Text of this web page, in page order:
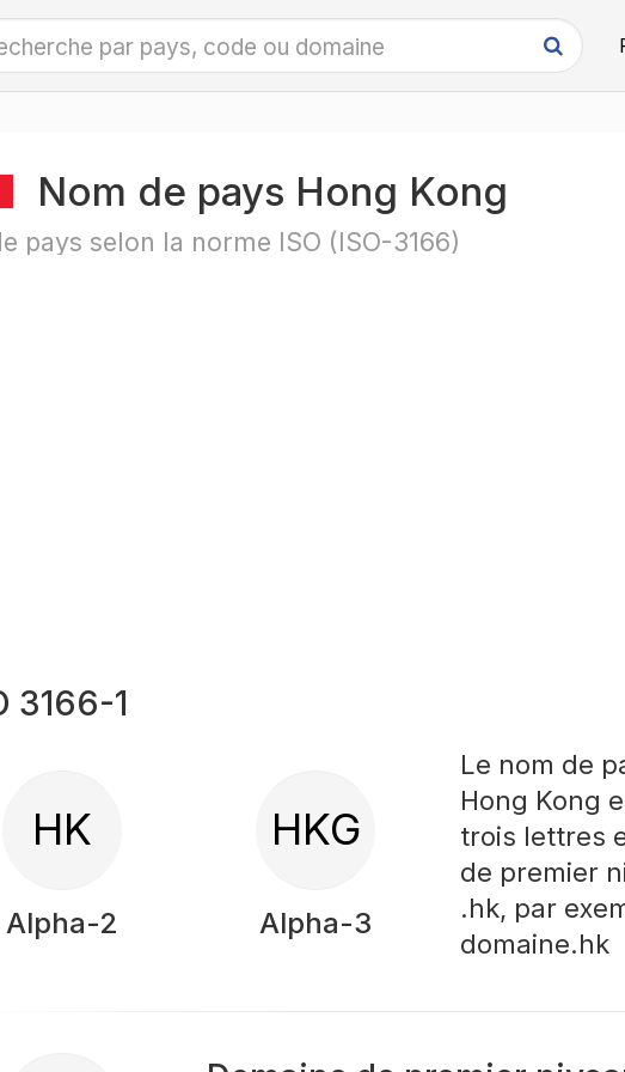
Nom de pays Hong Kong
pays selon la norme ISO (ISO-3166)
3166-1
HK
Alpha-2
HKG
Alpha-3
Le nom de
Hong Kong
trois lettres
de premier
.hk, par
domaine.hk